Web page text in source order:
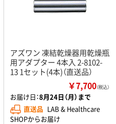
アズワン 凍結乾燥器用乾燥瓶
用アダプター 4本入 2-8102-
13 1セット(4本)（直送品）
￥7,700（税込）
お届け日：8月24日（月）まで
直送品 LAB & Healthcare
SHOPからお届け